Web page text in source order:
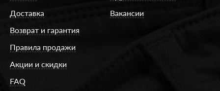
Доставка
Возврат и гарантия
Правила продажи
Акции и скидки
FAQ
Вакансии